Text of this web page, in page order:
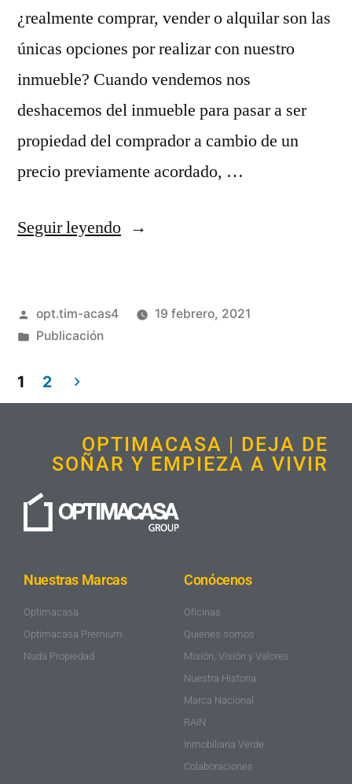
¿realmente comprar, vender o alquilar son las
únicas opciones por realizar con nuestro
inmueble? Cuando vendemos nos
deshacemos del inmueble para pasar a ser
propiedad del comprador a cambio de un
precio previamente acordado, …
Seguir leyendo
opt.tim-acas4
19 febrero, 2021
Publicación
1 2
OPTIMACASA | DEJA DE
SOÑAR Y EMPIEZA A VIVIR
Nuestras Marcas
Optimacasa
Optimacasa Premium
Nuda Propiedad
Conócenos
Oficinas
Quienes somos
Misión, Visión y Valores
Nuestra Historia
Marca Nacional
RAIN
Inmobiliaria Verde
Colaboraciones